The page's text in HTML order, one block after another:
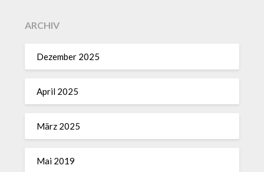
ARCHIV
Dezember 2025
April 2025
März 2025
Mai 2019